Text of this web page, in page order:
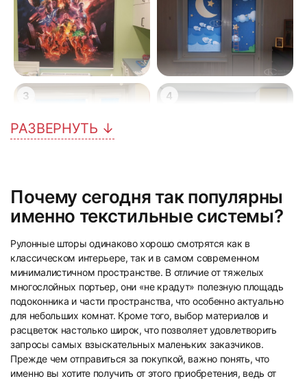
3 4
5 6
7 8
РАЗВЕРНУТЬ ↓
Почему сегодня так популярны
именно текстильные системы?
Рулонные шторы одинаково хорошо смотрятся как в
классическом интерьере, так и в самом современном
минималистичном пространстве. В отличие от тяжелых
многослойных портьер, они «не крадут» полезную площадь
подоконника и части пространства, что особенно актуально
для небольших комнат. Кроме того, выбор материалов и
расцветок настолько широк, что позволяет удовлетворить
запросы самых взыскательных маленьких заказчиков.
Прежде чем отправиться за покупкой, важно понять, что
именно вы хотите получить от этого приобретения, ведь от